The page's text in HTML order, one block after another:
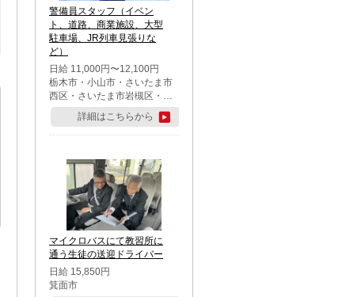
警備員スタッフ（イベン
ト、道路、商業施設、大型
駐車場、JR列車見張りな
ど）
日給 11,000円〜12,100円
栃木市・小山市・さいたま市
西区・さいたま市岩槻区・久
喜市・蓮田市
詳細はこちらから
マイクロバスにて教習所に
通う生徒の送迎ドライバー
日給 15,850円
箕面市